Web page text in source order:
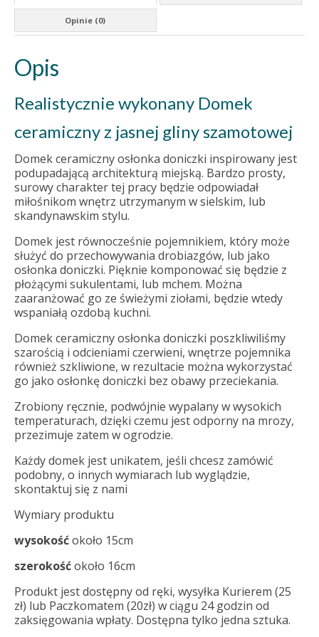
Opinie (0)
Opis
Realistycznie wykonany Domek
ceramiczny z jasnej gliny szamotowej
Domek ceramiczny osłonka doniczki inspirowany jest
podupadającą architekturą miejską. Bardzo prosty,
surowy charakter tej pracy będzie odpowiadał
miłośnikom wnętrz utrzymanym w sielskim, lub
skandynawskim stylu.
Domek jest równocześnie pojemnikiem, który może
służyć do przechowywania drobiazgów, lub jako
osłonka doniczki. Pięknie komponować się będzie z
płożącymi sukulentami, lub mchem. Można
zaaranżować go ze świeżymi ziołami, będzie wtedy
wspaniałą ozdobą kuchni.
Domek ceramiczny osłonka doniczki poszkliwiliśmy
szarością i odcieniami czerwieni, wnętrze pojemnika
również szkliwione, w rezultacie można wykorzystać
go jako osłonkę doniczki bez obawy przeciekania.
Zrobiony ręcznie, podwójnie wypalany w wysokich
temperaturach, dzięki czemu jest odporny na mrozy,
przezimuje zatem w ogrodzie.
Każdy domek jest unikatem, jeśli chcesz zamówić
podobny, o innych wymiarach lub wyglądzie,
skontaktuj się z nami
Wymiary produktu
wysokośćokoło 15cm
szerokośćokoło 16cm
Produkt jest dostępny od ręki, wysyłka Kurierem (25
zł) lub Paczkomatem (20zł) w ciągu 24 godzin od
zaksięgowania wpłaty. Dostępna tylko jedna sztuka.